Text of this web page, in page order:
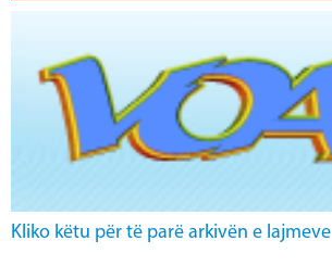
Kliko këtu për të parë arkivën e lajmeve